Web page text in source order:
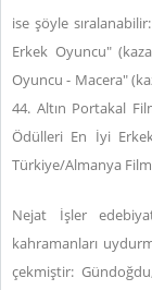
ise şöyle
Erkek Oyuncu"
Oyuncu - Macera"
44. Altın Portakal
Ödülleri En İyi
Türkiye/Almanya
Nejat İşler
kahramanları
çekmiştir: